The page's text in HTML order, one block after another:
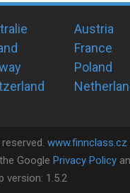
Austria
France
Poland
www.finnclass.cz
Google Privacy Policy
version: 1.5.2